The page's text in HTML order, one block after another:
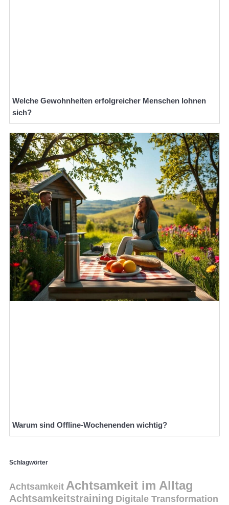
Welche Gewohnheiten erfolgreicher Menschen lohnen
sich?
Warum sind Offline-Wochenenden wichtig?
Schlagwörter
Achtsamkeit Achtsamkeit im Alltag
Achtsamkeitstraining Digitale Transformation